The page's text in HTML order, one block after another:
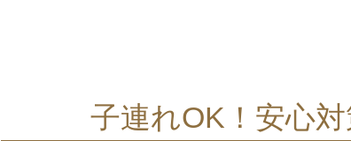
子連れOK！安心